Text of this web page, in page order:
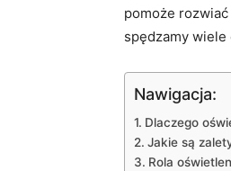
pomoże
spędzamy wiele‍
Nawigacja:
Dlaczego
Jakie są
Rola